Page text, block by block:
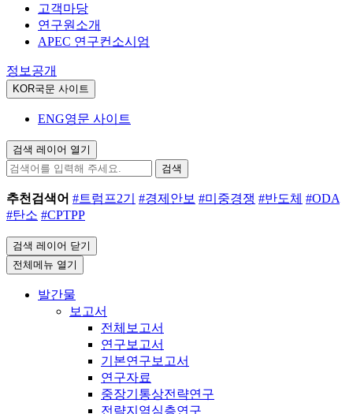
고객마당
연구원소개
APEC 연구컨소시엄
정보공개
KOR국문 사이트
ENG영문 사이트
검색 레이어 열기
검색
추천검색어 #트럼프2기 #경제안보 #미중경쟁 #반도체 #ODA
#탄소 #CPTPP
검색 레이어 닫기
전체메뉴 열기
발간물
보고서
전체보고서
연구보고서
기본연구보고서
연구자료
중장기통상전략연구
전략지역심층연구